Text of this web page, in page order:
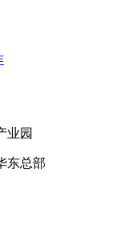
业园
东总部